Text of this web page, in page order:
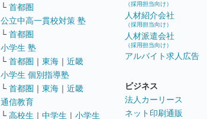
└ 首都圏
公立中高一貫校対策 塾
└ 首都圏
小学生 塾
└ 首都圏 ｜ 東海 ｜ 近畿
小学生 個別指導塾
└ 首都圏 ｜ 東海 ｜ 近畿
通信教育
└ 高校生 ｜ 中学生 ｜ 小学生
（採用担当向け）
人材紹介会社
（採用担当向け）
人材派遣会社
（採用担当向け）
アルバイト求人広告
ビジネス
法人カーリース
ネット印刷通販